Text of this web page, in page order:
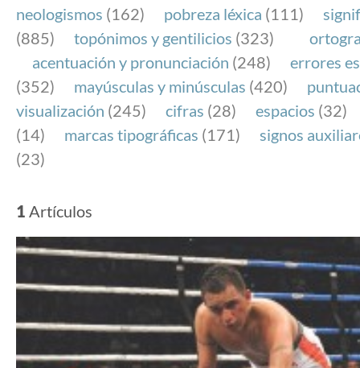
neologismos (162) pobreza léxica (111)
(885)
topónimos y gentilicios (323)
acentuación y pronunciación (248)
errores
(352)
mayúsculas y minúsculas (420)
visualización (245) cifras (28) espacios (32)
(14)
marcas tipográficas (171)
signos
(23)
1 Artículos